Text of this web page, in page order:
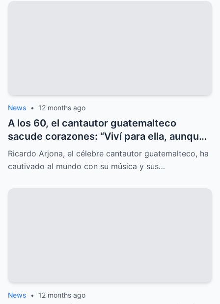
News • 12 months ago
A los 60, el cantautor guatemalteco
sacude corazones: “Viví para ella, aunque
el mundo nunca lo supo”, y el misterio
sorprende.
Ricardo Arjona, el célebre cantautor guatemalteco, ha
cautivado al mundo con su música y sus…
News • 12 months ago